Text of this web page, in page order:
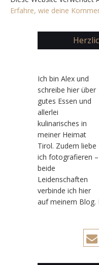
Erfahre, wie deine
Ich bin Alex und
schreibe hier über
gutes Essen und
allerlei
kulinarisches in
meiner Heimat
Tirol. Zudem liebe
ich fotografieren –
beide
Leidenschaften
verbinde ich hier
auf meinem Blog.